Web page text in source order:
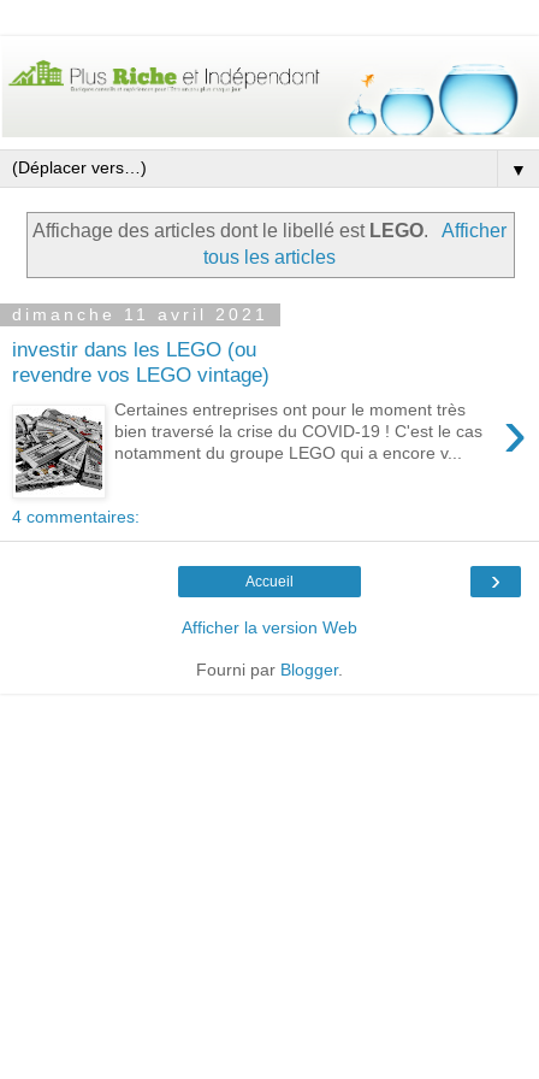
▼
Affichage des articles dont le libellé est LEGO.
Afficher
tous les articles
dimanche 11 avril 2021
investir dans les LEGO (ou
revendre vos LEGO vintage)
›
Certaines entreprises ont pour le moment très
bien traversé la crise du COVID-19 ! C'est le cas
notamment du groupe LEGO qui a encore v...
4 commentaires:
›
Accueil
Afficher la version Web
Fourni par Blogger.